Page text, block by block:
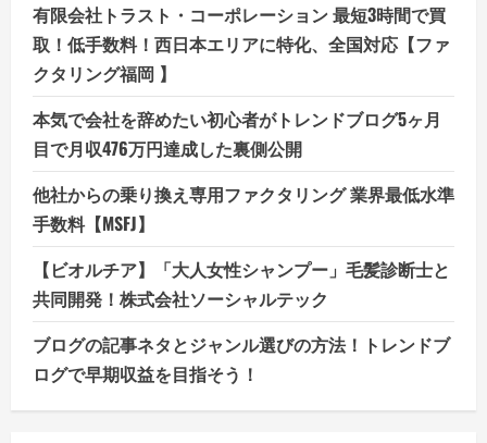
有限会社トラスト・コーポレーション 最短3時間で買
取！低手数料！西日本エリアに特化、全国対応【ファ
クタリング福岡 】
本気で会社を辞めたい初心者がトレンドブログ5ヶ月
目で月収476万円達成した裏側公開
他社からの乗り換え専用ファクタリング 業界最低水準
手数料【MSFJ】
【ビオルチア】「大人女性シャンプー」毛髪診断士と
共同開発！株式会社ソーシャルテック
ブログの記事ネタとジャンル選びの方法！トレンドブ
ログで早期収益を目指そう！